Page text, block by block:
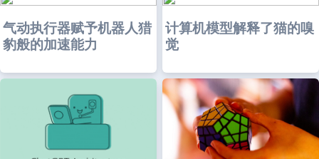
气动执行器赋予机器人猎
豹般的加速能力
计算机模型解释了猫的嗅
觉